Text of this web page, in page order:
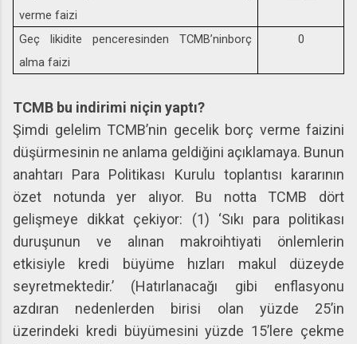
verme faizi
Geç likidite penceresinden TCMB’ninborç
alma faizi
0
TCMB bu indirimi niçin yaptı?
Şimdi gelelim TCMB’nin gecelik borç verme faizini
düşürmesinin ne anlama geldiğini açıklamaya. Bunun
anahtarı Para Politikası Kurulu toplantısı kararının
özet notunda yer alıyor. Bu notta TCMB dört
gelişmeye dikkat çekiyor: (1) ‘Sıkı para politikası
duruşunun ve alınan makroihtiyati önlemlerin
etkisiyle kredi büyüme hızları makul düzeyde
seyretmektedir.’ (Hatırlanacağı gibi enflasyonu
azdıran nedenlerden birisi olan yüzde 25’in
üzerindeki kredi büyümesini yüzde 15’lere çekme